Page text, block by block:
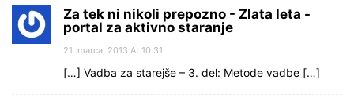
Za tek ni nikoli prepozno - Zlata leta -
portal za aktivno staranje
21. marca, 2013 At 10.31
[…] Vadba za starejše – 3. del: Metode vadbe […]